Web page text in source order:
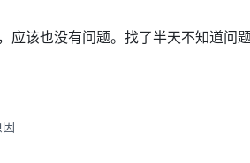
应该也没有问题。找了半天不知道问